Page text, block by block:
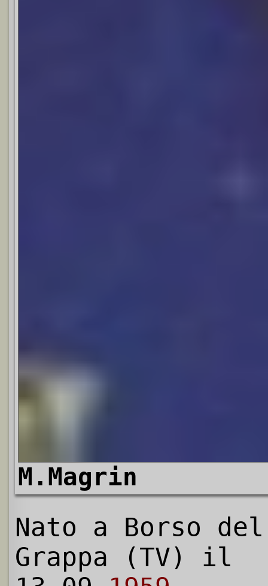
M.Magrin
Nato a Borso del
Grappa (TV) il